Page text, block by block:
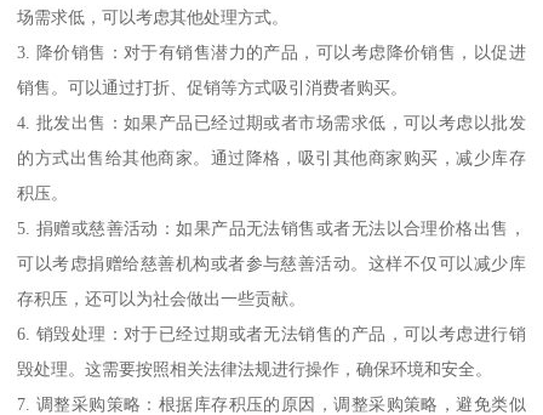
场需求低，可以考虑其他处理方式。
3. 降价销售：对于有销售潜力的产品，可以考虑降价销售，以促进
销售。可以通过打折、促销等方式吸引消费者购买。
4. 批发出售：如果产品已经过期或者市场需求低，可以考虑以批发
的方式出售给其他商家。通过降格，吸引其他商家购买，减少库存
积压。
5. 捐赠或慈善活动：如果产品无法销售或者无法以合理价格出售，
可以考虑捐赠给慈善机构或者参与慈善活动。这样不仅可以减少库
存积压，还可以为社会做出一些贡献。
6. 销毁处理：对于已经过期或者无法销售的产品，可以考虑进行销
毁处理。这需要按照相关法律法规进行操作，确保环境和安全。
7. 调整采购策略：根据库存积压的原因，调整采购策略，避免类似